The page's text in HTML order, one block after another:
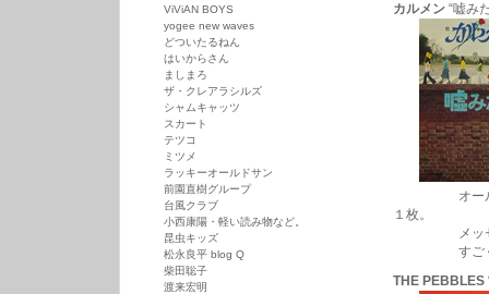
ヒ
カルメン “嘘み
オールナイ
１枚。
メッセンジ
すごくイ
THE PEBBLES
ViViAN BOYS
yogee new waves
どついたるねん
はいからさん
ましまろ
ザ・クレアラシルズ
シャムキャッツ
スカート
テツコ
ミツメ
ラッキーオールドサン
前園直樹グループ
台風クラブ
小西康陽・軽い読み物など。
昆虫キッズ
松永良平 blog Q
柴田聡子
渡来宏明